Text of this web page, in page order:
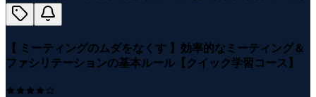
【 ミーティングのムダをなくす 】効率的なミーティング＆
ファシリテーションの基本ルール【クイック学習コース】